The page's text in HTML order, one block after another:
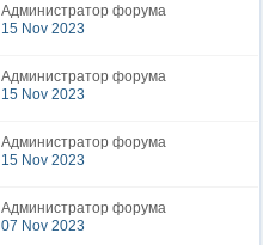
Администратор форума
15 Nov 2023
Администратор форума
15 Nov 2023
Администратор форума
15 Nov 2023
Администратор форума
07 Nov 2023